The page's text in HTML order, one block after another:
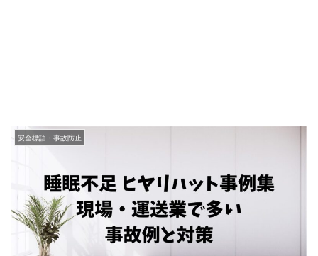
安全標語・事故防止